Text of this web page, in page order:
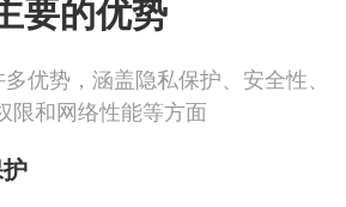
要的优势
优势，涵盖隐私保护、安全性、
限和网络性能等方面